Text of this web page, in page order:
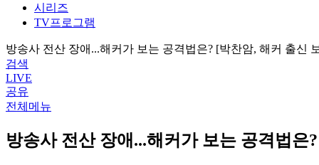
시리즈
TV프로그램
방송사 전산 장애...해커가 보는 공격법은? [박찬암, 해커 출신
검색
LIVE
공유
전체메뉴
방송사 전산 장애...해커가 보는 공격법